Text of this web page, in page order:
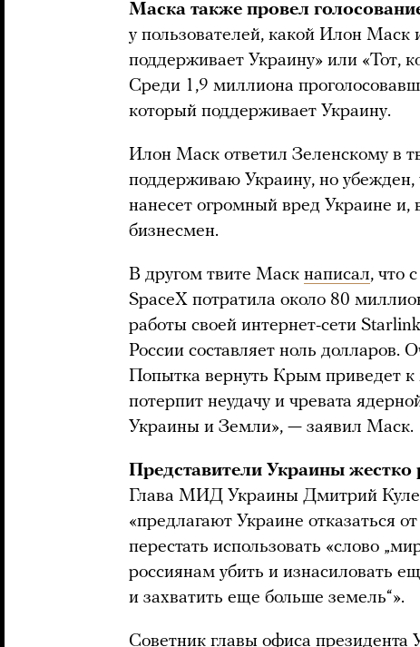
Маска также провел
у пользователей, какой Илон Маск
поддерживает Украину» или «Тот,
Среди 1,9 миллиона
который поддерживает Украину.
Илон Маск ответил Зеленскому в
поддерживаю Украину, но
нанесет огромный вред Украине
бизнесмен.
В другом твите Маск написал, что
SpaceX потратила около 80
работы своей интернет-сети
России составляет ноль долларов.
Попытка вернуть Крым приведет к
потерпит неудачу и чревата
Украины и Земли», — заявил Маск.
Представители Украины
Глава МИД Украины Дмитрий
«предлагают Украине отказаться
перестать использовать «слово
россиянам убить и изнасиловать
и захватить еще больше земель“».
Советник главы офиса